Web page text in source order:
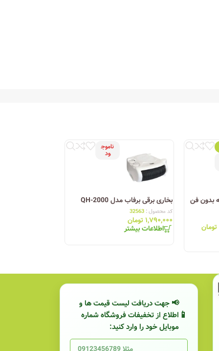
بدون فن
تومان
ناموج
ود
بخاری برقی برفاب مدل QH-2000
کد محصول : 32563
۱,۷۹۰,۰۰۰ تومان
اطلاعات بیشتر
📢 جهت دریافت لیست قیمت ها و
اطلاع از تخفیفات فروشگاه شماره
موبایل خود را وارد کنید: